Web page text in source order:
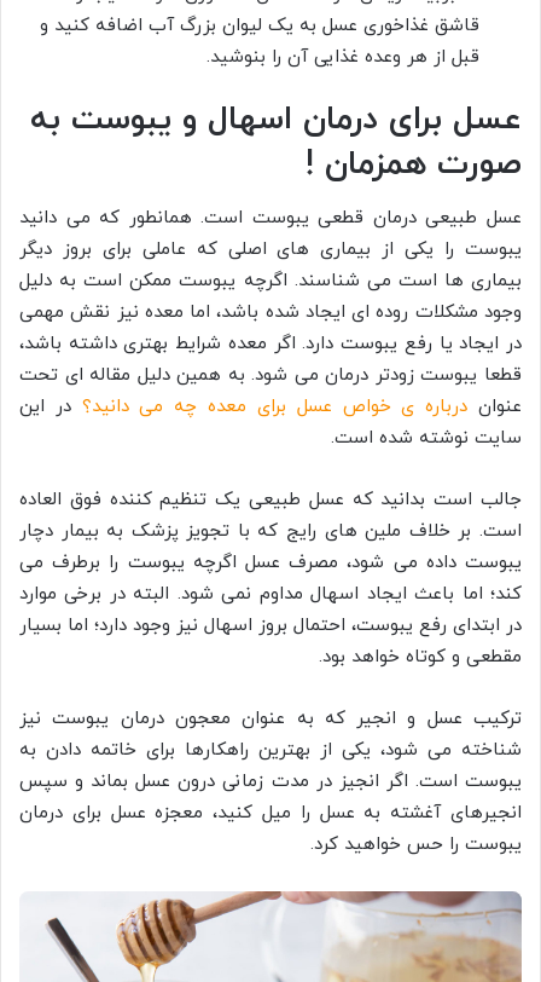
قاشق غذاخوری عسل به یک لیوان بزرگ آب اضافه کنید و
قبل از هر وعده غذایی آن را بنوشید.
عسل برای درمان اسهال و یبوست به
صورت همزمان !
عسل طبیعی درمان قطعی یبوست است. همانطور که می دانید
یبوست را یکی از بیماری های اصلی که عاملی برای بروز دیگر
بیماری ها است می شناسند. اگرچه یبوست ممکن است به دلیل
وجود مشکلات روده ای ایجاد شده باشد، اما معده نیز نقش مهمی
در ایجاد یا رفع یبوست دارد. اگر معده شرایط بهتری داشته باشد،
قطعا یبوست زودتر درمان می شود. به همین دلیل مقاله ای تحت
عنوان درباره ی خواص عسل برای معده چه می دانید؟ در این
سایت نوشته شده است.
جالب است بدانید که عسل طبیعی یک تنظیم کننده فوق العاده
است. بر خلاف ملین های رایج که با تجویز پزشک به بیمار دچار
یبوست داده می شود، مصرف عسل اگرچه یبوست را برطرف می
کند؛ اما باعث ایجاد اسهال مداوم نمی شود. البته در برخی موارد
در ابتدای رفع یبوست، احتمال بروز اسهال نیز وجود دارد؛ اما بسیار
مقطعی و کوتاه خواهد بود.
ترکیب عسل و انجیر که به عنوان معجون درمان یبوست نیز
شناخته می شود، یکی از بهترین راهکارها برای خاتمه دادن به
یبوست است. اگر انجیز در مدت زمانی درون عسل بماند و سپس
انجیرهای آغشته به عسل را میل کنید، معجزه عسل برای درمان
یبوست را حس خواهید کرد.